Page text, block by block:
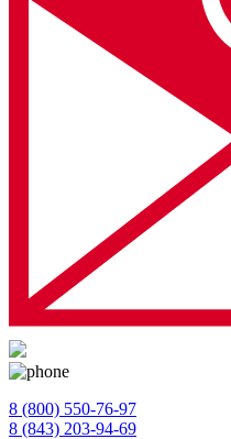
8 (800) 550-76-97
8 (843) 203-94-69